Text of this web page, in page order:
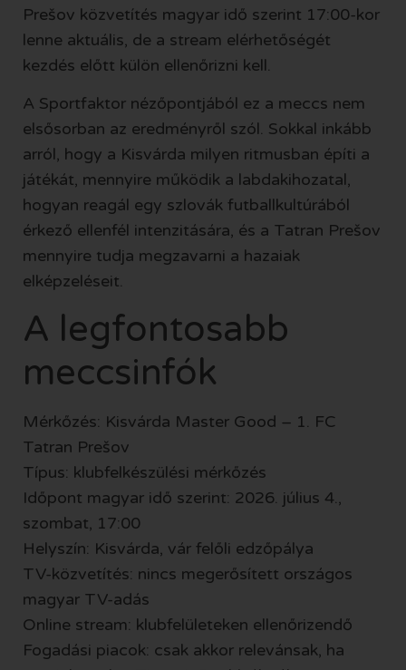
Prešov közvetítés magyar idő szerint 17:00-kor
lenne aktuális, de a stream elérhetőségét
kezdés előtt külön ellenőrizni kell.
A Sportfaktor nézőpontjából ez a meccs nem
elsősorban az eredményről szól. Sokkal inkább
arról, hogy a Kisvárda milyen ritmusban építi a
játékát, mennyire működik a labdakihozatal,
hogyan reagál egy szlovák futballkultúrából
érkező ellenfél intenzitására, és a Tatran Prešov
mennyire tudja megzavarni a hazaiak
elképzeléseit.
A legfontosabb
meccsinfók
Mérkőzés: Kisvárda Master Good – 1. FC
Tatran Prešov
Típus: klubfelkészülési mérkőzés
Időpont magyar idő szerint: 2026. július 4.,
szombat, 17:00
Helyszín: Kisvárda, vár felőli edzőpálya
TV-közvetítés: nincs megerősített országos
magyar TV-adás
Online stream: klubfelületeken ellenőrizendő
Fogadási piacok: csak akkor relevánsak, ha